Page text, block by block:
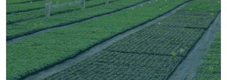
https://www.venev1.ru/
«ВЕНЕВ» питомник растений
Тульская область, Венёвский р-н, село
Борщевое, улица Лесная, д. 13